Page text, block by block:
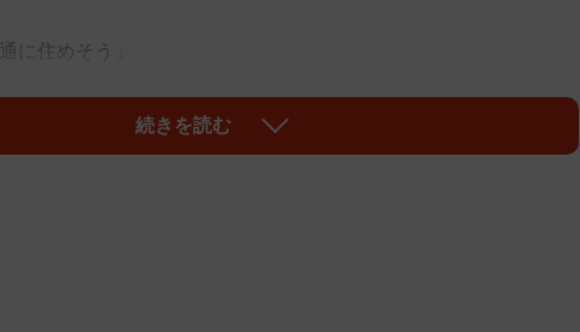
に住めそう」
るのが伝わってくる」
続きを読む